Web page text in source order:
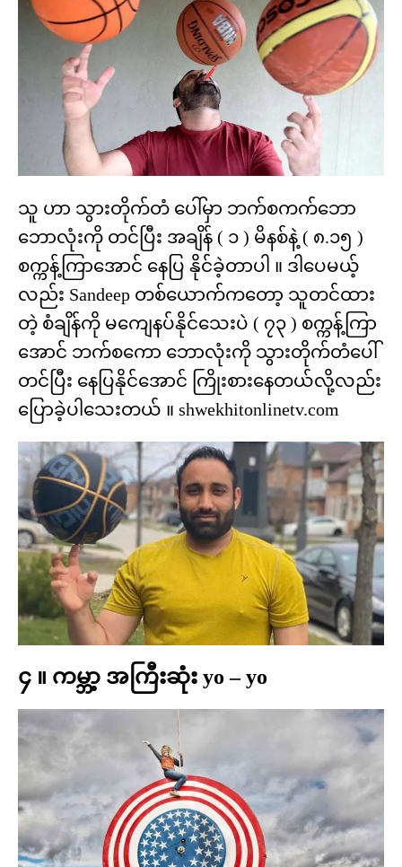
သူ ဟာ သွားတိုက်တံ ပေါ်မှာ ဘက်စကက်ဘော
ဘောလုံးကို တင်ပြီး အချိန် ( ၁ ) မိနစ်နဲ့ ( ၈.၁၅ )
စက္ကန့်ကြာအောင် နေပြ နိုင်ခဲ့တာပါ ။ ဒါပေမယ့်
လည်း Sandeep တစ်ယောက်ကတော့ သူတင်ထား
တဲ့ စံချိန်ကို မကျေနပ်နိုင်သေးပဲ ( ၇၃ ) စက္ကန့်ကြာ
အောင် ဘက်စကော ဘောလုံးကို သွားတိုက်တံပေါ်
တင်ပြီး နေပြနိုင်အောင် ကြိုးစားနေတယ်လို့လည်း
ပြောခဲ့ပါသေးတယ် ။ shwekhitonlinetv.com
၄ ။ ကမ္ဘာ့ အကြီးဆုံး yo – yo